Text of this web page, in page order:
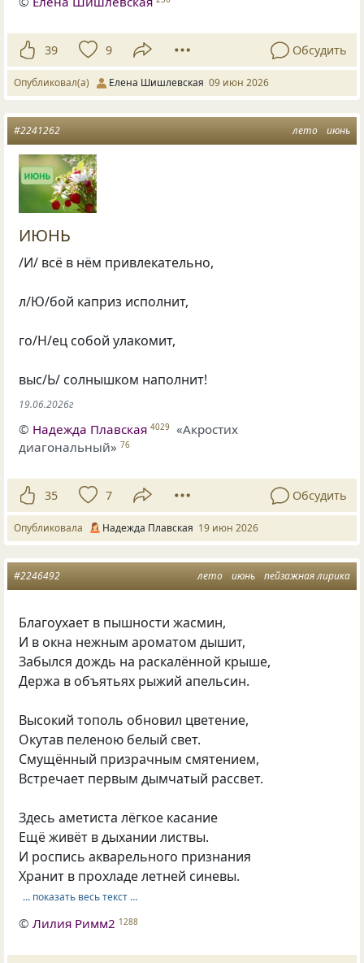
39 9 Обсудить
Опубликовал(а) Елена Шишлевская 09 июн 2026
лето июнь
#2241262
ИЮНЬ
/И/ всё в нём привлекательно,
л/Ю/бой каприз исполнит,
го/Н/ец собой улакомит,
выс/Ь/ солнышком наполнит!
19.06.2026г
© Надежда Плавская 4029 «Акростих
диагональный» 76
35 7 Обсудить
Опубликовала Надежда Плавская 19 июн 2026
лето июнь пейзажная лирика
#2246492
Благоухает в пышности жасмин,
И в окна нежным ароматом дышит,
Забылся дождь на раскалённой крыше,
Держа в объятьях рыжий апельсин.
Высокий тополь обновил цветение,
Окутав пеленою белый свет.
Смущённый призрачным смятением,
Встречает первым дымчатый рассвет.
Здесь аметиста лёгкое касание
Ещё живёт в дыхании листвы.
И роспись акварельного признания
Хранит в прохладе летней синевы.
… показать весь текст …
©Лилия Римм2 1288